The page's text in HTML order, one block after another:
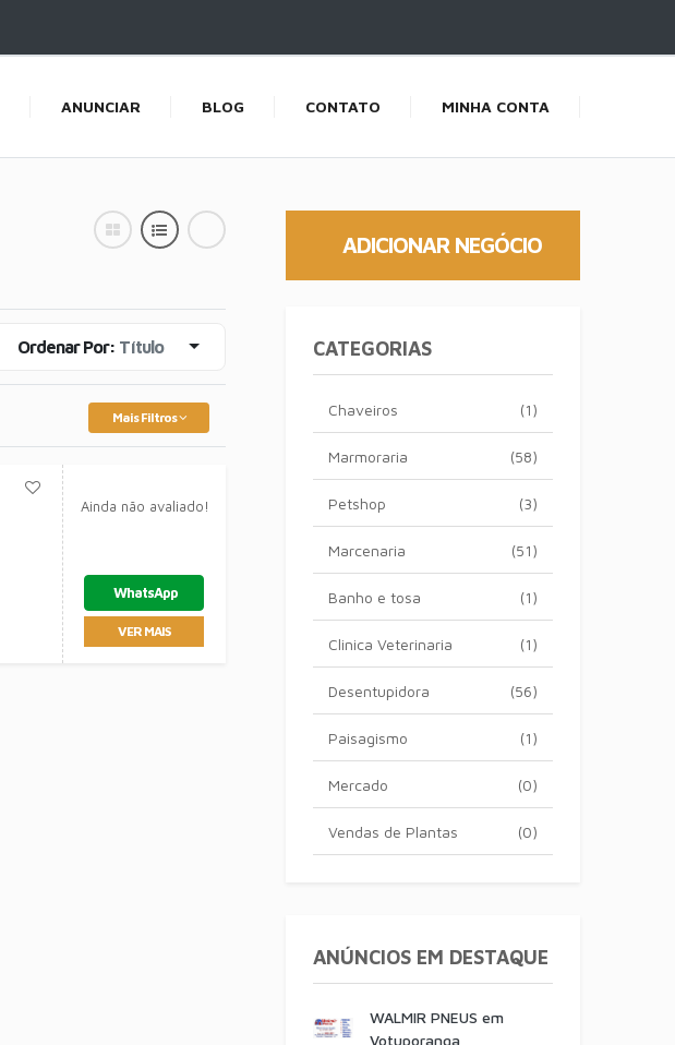
ANUNCIAR BLOG CONTATO MINHA CONTA
Ordenar Por: Título
Mais Filtros
Ainda não avaliado!
WhatsApp
VER MAIS
ADICIONAR NEGÓCIO
CATEGORIAS
(1)
Chaveiros
(58)
Marmoraria
(3)
Petshop
(51)
Marcenaria
(1)
Banho e tosa
(1)
Clinica Veterinaria
(56)
Desentupidora
(1)
Paisagismo
(0)
Mercado
(0)
Vendas de Plantas
ANÚNCIOS EM DESTAQUE
WALMIR PNEUS em
Votuporanga